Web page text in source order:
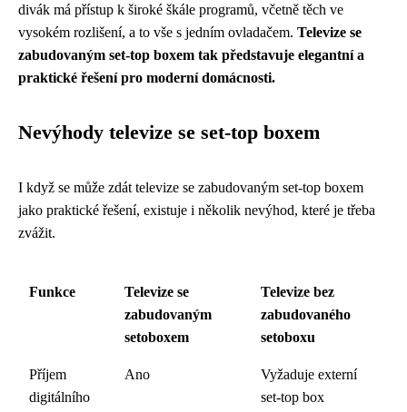
divák má přístup k široké škále programů, včetně těch ve
vysokém rozlišení, a to vše s jedním ovladačem. Televize se
zabudovaným set-top boxem tak představuje elegantní a
praktické řešení pro moderní domácnosti.
Nevýhody televize se set-top boxem
I když se může zdát televize se zabudovaným set-top boxem
jako praktické řešení, existuje i několik nevýhod, které je třeba
zvážit.
Funkce
Televize se
zabudovaným
setoboxem
Televize bez
zabudovaného
setoboxu
Příjem
digitálního
Ano
Vyžaduje externí
set-top box